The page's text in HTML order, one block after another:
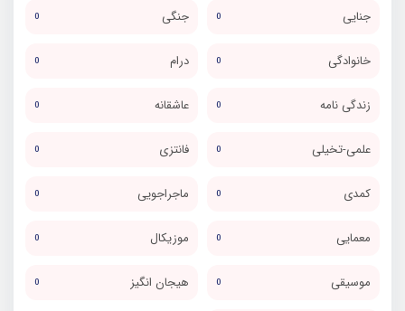
جنایی 0 جنگی 0
خانوادگی 0 درام 0
زندگی نامه 0 عاشقانه 0
علمی-تخیلی 0 فانتزی 0
کمدی 0 ماجراجویی 0
معمایی 0 موزیکال 0
موسیقی 0 هیجان انگیز 0